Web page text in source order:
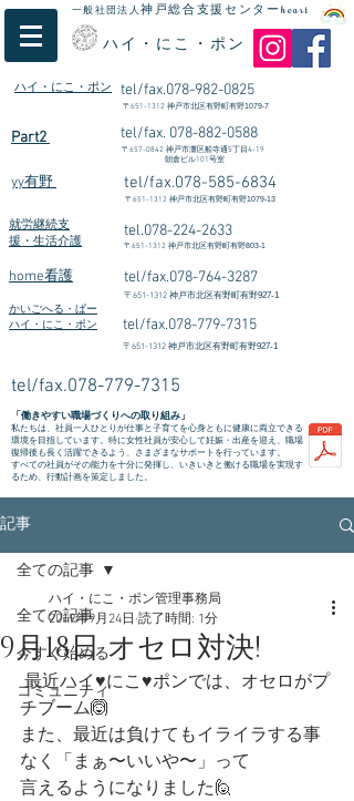
一般社団法人神戸総合支援センター heart
ハイ・にこ・ポン
ハイ・にこ・ポン tel/fax.078-982-0825
〒 651-1312 ​神戸市北区有野町有野1079-7
Part2 tel/fax. 078-882-0588
〒 657-0842 神戸市灘区船寺通5丁目4-19
朝倉ビル101号室
yy有野 tel/fax.078-585-6834
〒 651-1312 神戸市北区有野町有野1079-13
就労継続支
援・生活介護
home看護
tel.078-224-2633
〒 651-1312 神戸市北区有野町有野803-1
tel/fax.078-764-3287
〒 651-1312 神戸市北区有野町有野927-1
かいごへる・ぱー
ハイ・にこ・ポン
tel/fax.078-779-7315
〒 651-1312 神戸市北区有野町有野927-1
tel/fax.078-779-7315
「働きやすい職場づくりへの取り組み」
私たちは、社員一人ひとりが仕事と子育てを心身ともに健康に両立できる
環境を目指しています。特に女性社員が安心して妊娠・出産を迎え、職場
復帰後も長く活躍できるよう、さまざまなサポートを行っています。
すべての社員がその能力を十分に発揮し、いきいきと働ける職場を実現す
るため、行動計画を策定しました。
記事
全ての記事
今すぐ始める
コミュニティ
全ての記事
9月18日 オセロ対決!
ハイ・にこ・ポン管理事務局
2019年9月24日 読了時間: 1分
最近ハイ♥にこ♥ポンでは、オセロがプ
チブーム🙆‍
また、最近は負けてもイライラする事
なく「まぁ〜いいや〜」って
言えるようになりました🙋‍